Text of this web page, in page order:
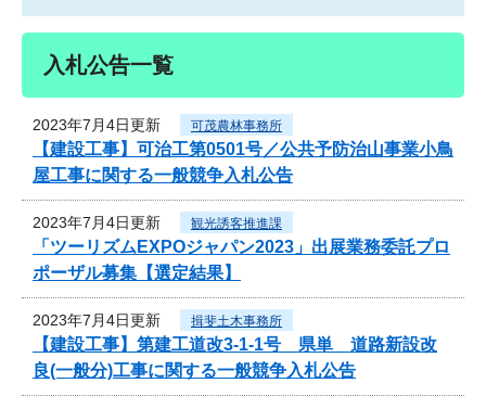
入札公告一覧
2023年7月4日更新 可茂農林事務所
【建設工事】可治工第0501号／公共予防治山事業小鳥
屋工事に関する一般競争入札公告
2023年7月4日更新 観光誘客推進課
「ツーリズムEXPOジャパン2023」出展業務委託プロ
ポーザル募集【選定結果】
2023年7月4日更新 揖斐土木事務所
【建設工事】第建工道改3-1-1号 県単 道路新設改
良(一般分)工事に関する一般競争入札公告